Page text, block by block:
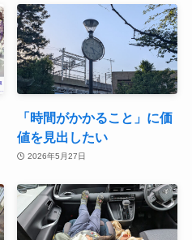
「時間がかかること」に価
値を見出したい
2026年5月27日